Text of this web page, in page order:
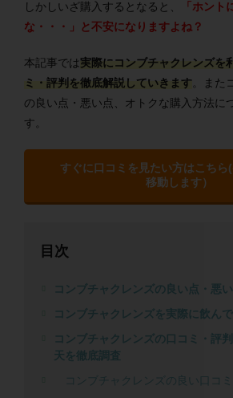
しかしいざ購入するとなると、
「ホント
な・・・」と不安になりますよね？
本記事では実際にコンブチャクレンズを
ミ・評判を徹底解説していきます 。ま
の良い点・悪い点、オトクな購入方法に
す。
すぐに口コミを見たい方はこちら
移動します）
目次
コンブチャクレンズの良い点・悪
コンブチャクレンズを実際に飲ん
コンブチャクレンズの口コミ・評
天を徹底調査
コンブチャクレンズの良い口コミ